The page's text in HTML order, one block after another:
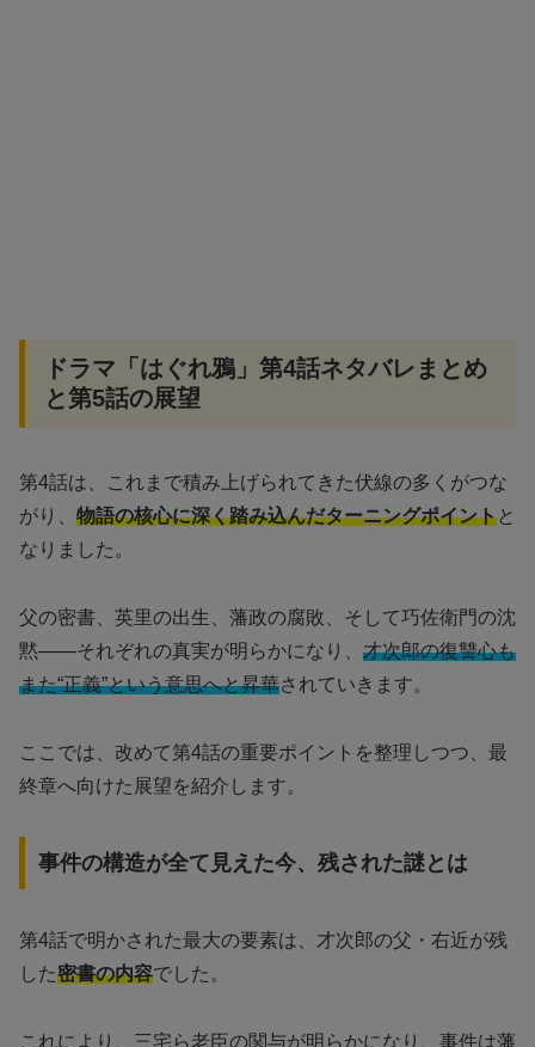
ドラマ「はぐれ鴉」第4話ネタバレまとめ
と第5話の展望
第4話は、これまで積み上げられてきた伏線の多くがつな
がり、 物語の核心に深く踏み込んだターニングポイントと
なりました。
父の密書、英里の出生、藩政の腐敗、そして巧佐衛門の沈
黙――それぞれの真実が明らかになり、 才次郎の復讐心も
また“正義”という意思へと昇華されていきます。
ここでは、改めて第4話の重要ポイントを整理しつつ、最
終章へ向けた展望を紹介します。
事件の構造が全て見えた今、残された謎とは
第4話で明かされた最大の要素は、才次郎の父・右近が残
した密書の内容でした。
これにより、三宅ら老臣の関与が明らかになり、事件は藩